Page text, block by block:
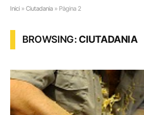
Inici » Ciutadania » Pàgina 2
BROWSING:CIUTADANIA